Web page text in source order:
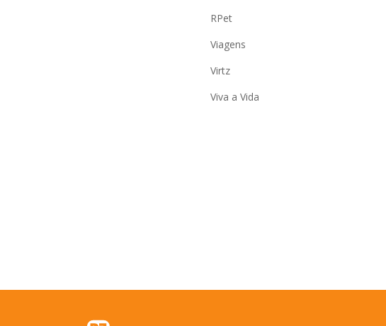
RPet
Viagens
Virtz
Viva a Vida